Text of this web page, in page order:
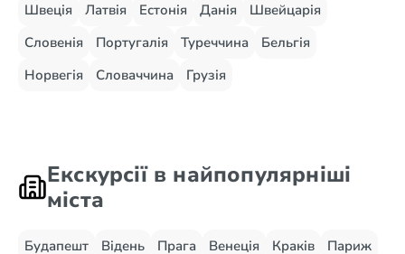
Швеція
Латвія Естонія Данія
Швейцарія
Словенія
Португалія Туреччина
Бельгія
Норвегія
Словаччина Грузія
Екскурсії в найпопулярніші
міста
Будапешт Відень Прага Венеція Краків
Париж